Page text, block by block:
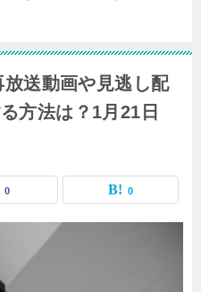
送動画や見逃し配
方法は？1月21日
0 0